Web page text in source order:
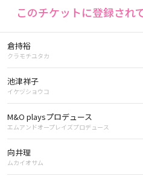
このチケットに登録され
倉持裕
クラモチユタカ
池津祥子
イケヅショウコ
M&O playsプロデュース
エムアンドオープレイズプロデュース
向井理
ムカイオサム